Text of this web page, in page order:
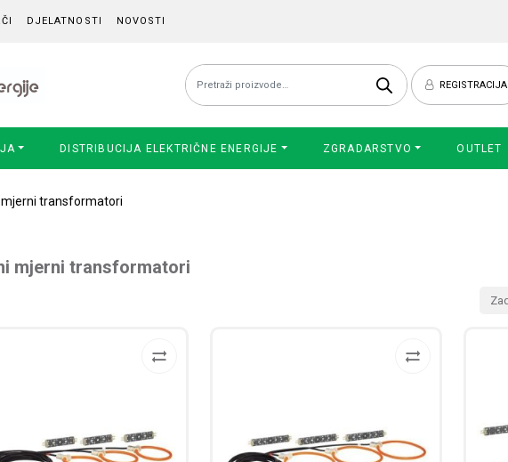
DJELATNOSTI NOVOSTI
Pretraži:
REGISTRACIJA
DISTRIBUCIJA ELEKTRIČNE ENERGIJE ZGRADARSTVO OUTLET
transformatori
mjerni transformatori